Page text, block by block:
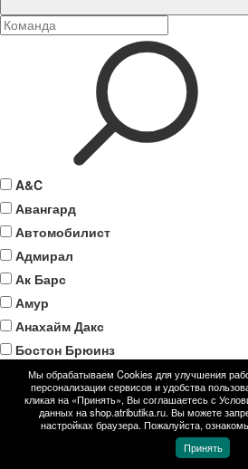
A&C
Авангард
Автомобилист
Адмирал
Ак Барс
Амур
Анахайм Дакс
Бостон Брюинз
Вашингтон Кэпиталз
Вегас Голден Найтс
Детройт Ред Уингз
Мы обрабатываем Cookies для улучшения
персонализации сервисов и удобства
кликая на «Принять», Вы соглашаетесь с
данных на shop.atributika.ru. Вы можете
настройках браузера. Пожалуйста,
Принять